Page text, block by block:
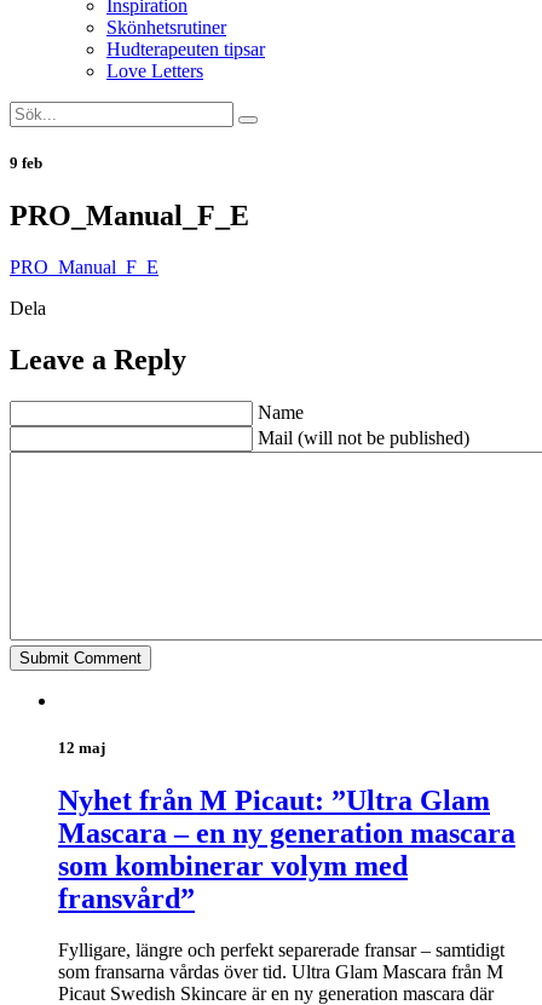
Inspiration
Skönhetsrutiner
Hudterapeuten tipsar
Love Letters
9 feb
PRO_Manual_F_E
PRO_Manual_F_E
Dela
Leave a Reply
Name
Mail (will not be published)
12 maj
Nyhet från M Picaut: ”Ultra Glam
Mascara – en ny generation mascara
som kombinerar volym med
fransvård”
Fylligare, längre och perfekt separerade fransar – samtidigt
som fransarna vårdas över tid. Ultra Glam Mascara från M
Picaut Swedish Skincare är en ny generation mascara där